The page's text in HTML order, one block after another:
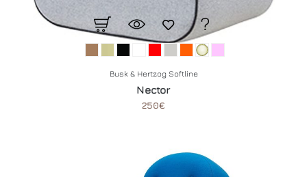
Busk & Hertzog Softline
Nector
250€